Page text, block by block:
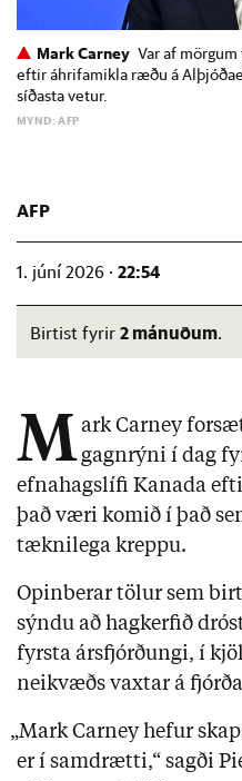
Mark Carney Var af
eftir áhrifamikla ræðu á
síðasta vetur.
MYND: AFP
AFP
1. júní 2026 · 22:54
Birtist fyrir 2 mánuðum.
Mark Carney
gagnrýni í dag
efnahagslífi Kanada
það væri komið í það
tæknilega kreppu.
Opinberar tölur sem
sýndu að hagkerfið
fyrsta ársfjórðungi, í
neikvæðs vaxtar á
„Mark Carney hefur
er í samdrætti,“ sagði